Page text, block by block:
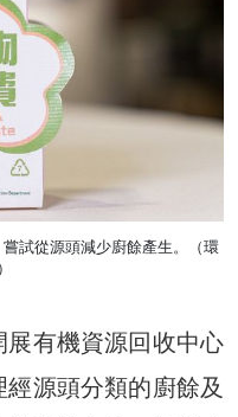
試從源頭減少廚餘產生。（環
有機資源回收中心
源頭分類的廚餘及